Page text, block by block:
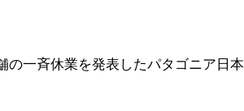
一斉休業を発表したパタゴニア日本